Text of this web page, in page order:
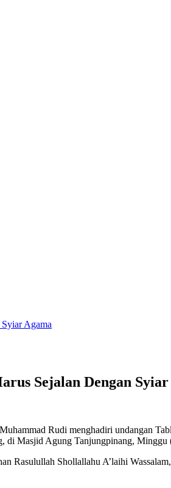
Agama
Sejalan Dengan Syiar
Rudi menghadiri undangan
di Masjid Agung Tanjungpinang, Minggu
Rasulullah Shollallahu A’laihi